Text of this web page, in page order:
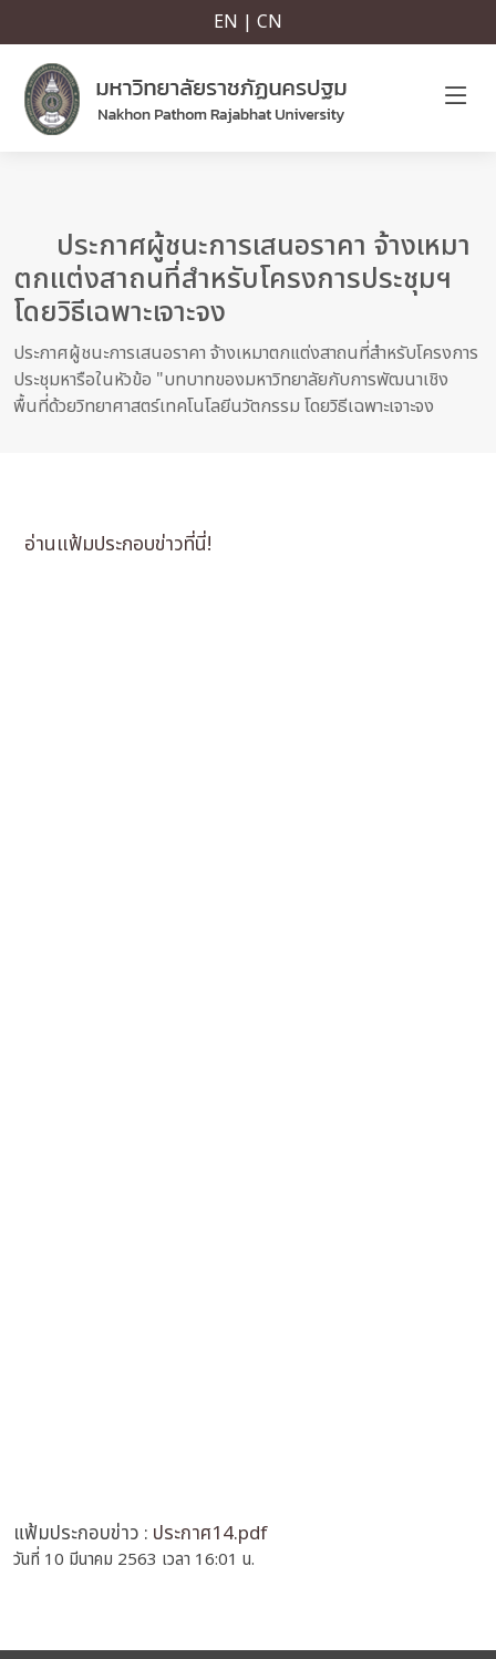
EN | CN
ประกาศผู้ชนะการเสนอราคา จ้างเหมา
ตกแต่งสาถนที่สำหรับโครงการประชุมฯ
โดยวิธีเฉพาะเจาะจง
ประกาศผู้ชนะการเสนอราคา จ้างเหมาตกแต่งสาถนที่สำหรับโครงการ
ประชุมหารือในหัวข้อ "บทบาทของมหาวิทยาลัยกับการพัฒนาเชิง
พื้นที่ด้วยวิทยาศาสตร์เทคโนโลยีนวัตกรรม โดยวิธีเฉพาะเจาะจง
อ่านแฟ้มประกอบข่าวที่นี่!
แฟ้มประกอบข่าว : ประกาศ14.pdf
วันที่ 10 มีนาคม 2563 เวลา 16:01 น.